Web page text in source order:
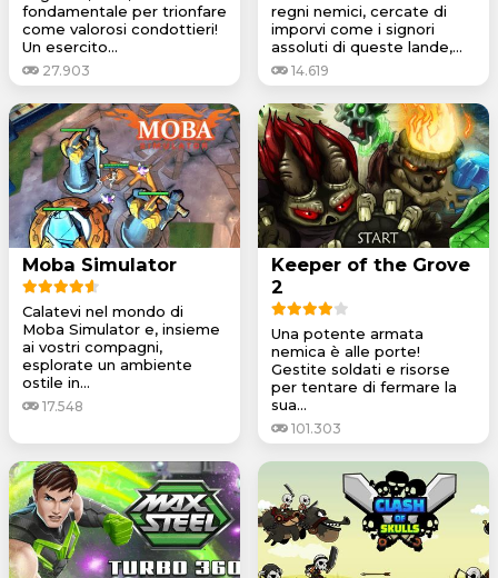
fondamentale per trionfare
come valorosi condottieri!
Un esercito...
27.903
regni nemici, cercate di
imporvi come i signori
assoluti di queste lande,...
14.619
Moba Simulator
Calatevi nel mondo di
Moba Simulator e, insieme
ai vostri compagni,
esplorate un ambiente
ostile in...
17.548
Keeper of the Grove
2
Una potente armata
nemica è alle porte!
Gestite soldati e risorse
per tentare di fermare la
sua...
101.303